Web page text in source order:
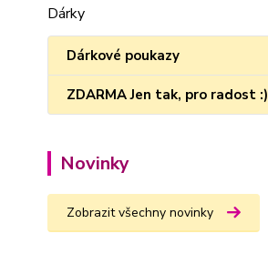
Dárky
Dárkové poukazy
ZDARMA Jen tak, pro radost :)
Novinky
Zobrazit všechny novinky